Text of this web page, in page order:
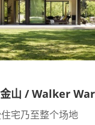
金山 / Walker
宅乃至整个场地